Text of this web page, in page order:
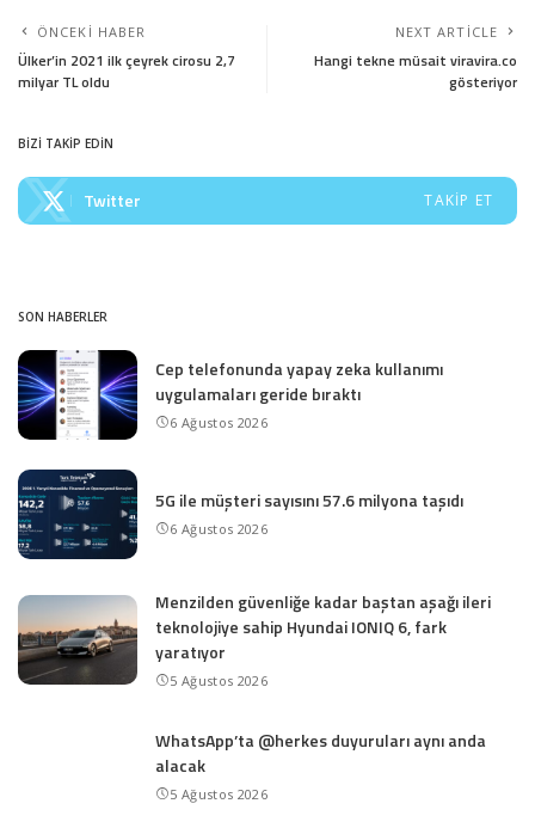
ÖNCEKI HABER
Ülker’in 2021 ilk çeyrek cirosu 2,7
milyar TL oldu
NEXT ARTICLE
Hangi tekne müsait viravira.co
gösteriyor
BİZİ TAKİP EDİN
Twitter TAKIP ET
SON HABERLER
Cep telefonunda yapay zeka kullanımı
uygulamaları geride bıraktı
6 Ağustos 2026
5G ile müşteri sayısını 57.6 milyona taşıdı
6 Ağustos 2026
Menzilden güvenliğe kadar baştan aşağı ileri
teknolojiye sahip Hyundai IONIQ 6, fark
yaratıyor
5 Ağustos 2026
WhatsApp’ta @herkes duyuruları aynı anda
alacak
5 Ağustos 2026